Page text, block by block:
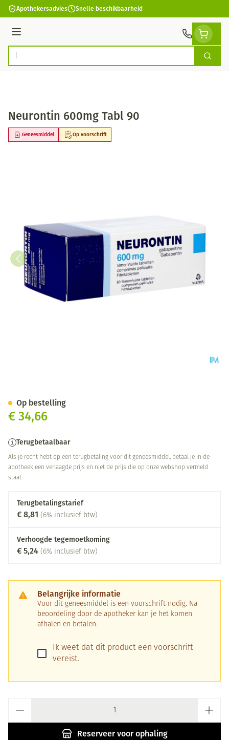
Ga naar de inhoud
Apothekersadvies Snelle beschikbaarheid
Menu
Product, merk, categorie... Zoek
Neurontin 600mg Tabl 90
Op voorschrift
Geneesmiddel
€ 34,66
Terugbetaalbaar
Als je recht hebt op een terugbetaling voor dit geneesmiddel, betaal je in de
apotheek een verlaagde prijs en niet de prijs die op onze webshop vermeld
staat.
Terugbetalingstarief
€ 8,81 (6% inclusief btw)
Verhoogde tegemoetkoming
€ 5,24 (6% inclusief btw)
Belangrijke informatie
Voor dit geneesmiddel is een voorschrift nodig. Na
beoordeling door de apotheker kan je het komen
afhalen en betalen.
Ik weet dat dit product een voorschrift
vereist.
Reserveervoor ophaling
Op bestelling